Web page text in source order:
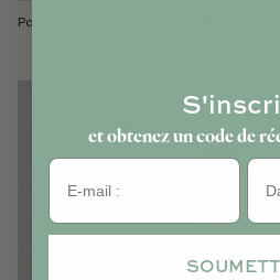
Porte-passeport - Flowers
et obtenez un code de